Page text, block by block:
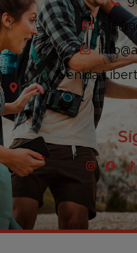
Avenida